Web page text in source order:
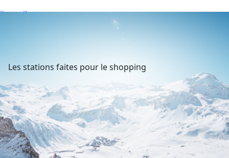
J'appelle
Les stations faites pour le shopping